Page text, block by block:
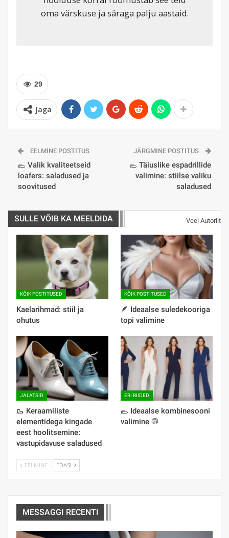
oma värskuse ja säraga palju aastaid.
29
Jaga
EELMINE POSTITUS
🥿 Valik kvaliteetseid
loafers: saladused ja
soovitused
JÄRGMINE POSTITUS
🥿 Täiuslike espadrillide
valimine: stiilse valiku
saladused
SULLE VÕIB KA MEELDIDA Veel Autorilt
KÕIK POSTITUSED
Kaelarihmad: stiil ja
ohutus
KÕIK POSTITUSED
🪶 Ideaalse suledekooriga
topi valimine
JALATSID
🥾 Keraamiliste
elementidega kingade
eest hoolitsemine:
vastupidavuse saladused
ERI RIIDED
🥿 Ideaalse kombinesooni
valimine 🥼
EELMINE EDASI
MESSAGGI RECENTI